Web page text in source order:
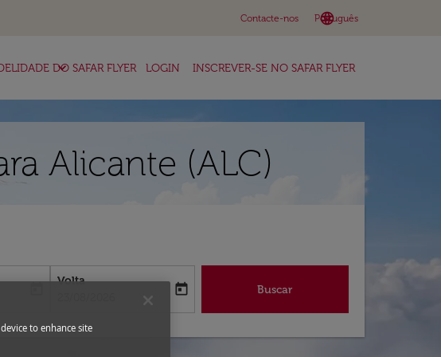
Contacte-nos language
Português
keyboard_arrow_down
DO SAFAR FLYER
keyboard_arrow_down LOGIN INSCREVER-SE NO SAFAR FLYER
Alicante (ALC)
Volta
fc-booking-return-date-aria-label
today Buscar
to enhance site